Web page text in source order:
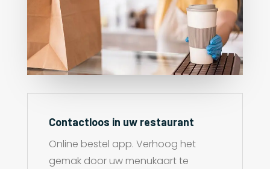
Contactloos in uw restaurant
Online bestel app. Verhoog het
gemak door uw menukaart te